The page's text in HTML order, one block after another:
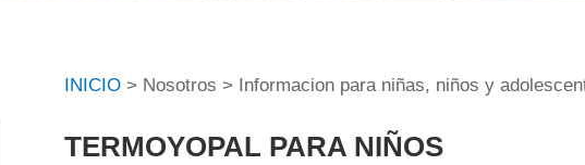
INICIO> Nosotros > Informacion para niñas, niños y
TERMOYOPAL PARA NIÑOS